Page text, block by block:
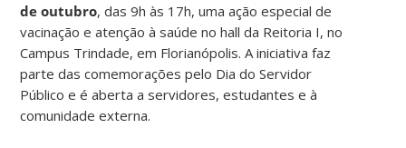
de outubro, das 9h às 17h, uma ação especial de
vacinação e atenção à saúde no hall da Reitoria I, no
Campus Trindade, em Florianópolis. A iniciativa faz
parte das comemorações pelo Dia do Servidor
Público e é aberta a servidores, estudantes e à
comunidade externa.